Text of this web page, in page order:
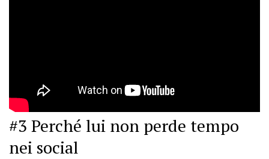
#3 Perché lui non perde tempo
nei social